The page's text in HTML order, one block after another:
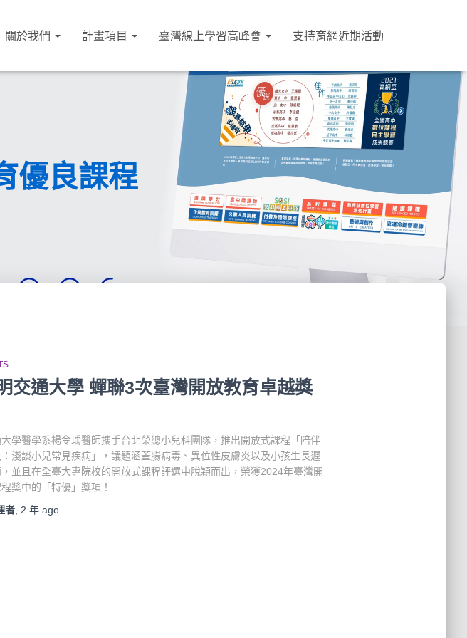
關於我們 計畫項目 臺灣線上學習高峰會 支持育網近期活動
優良課程
交通大學 蟬聯3次臺灣開放教育卓越獎
學醫學系楊令瑀醫師攜手台北榮總小兒科團隊，推出開放式課程「陪伴
淺談小兒常見疾病」，議題涵蓋腸病毒、異位性皮膚炎以及小孩生長遲
並且在全臺大專院校的開放式課程評選中脫穎而出，榮獲2024年臺灣開
獎中的「特優」獎項！
者, 2 年ago